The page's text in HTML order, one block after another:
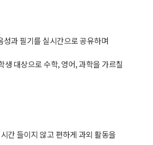
과 필기를 실시간으로 공유하며
대상으로 수학, 영어, 과학을 가르칠
간 들이지 않고 편하게 과외 활동을